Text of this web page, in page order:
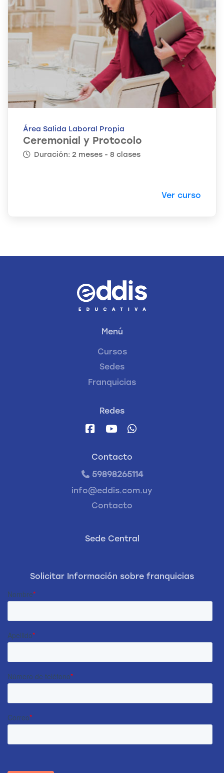
Área Salida Laboral Propia
Ceremonial y Protocolo
Duración: 2 meses - 8 clases
Ver curso
Menú
Cursos
Sedes
Franquicias
Redes
Contacto
59898265114
info@eddis.com.uy
Contacto
Sede Central
Solicitar Información sobre franquicias